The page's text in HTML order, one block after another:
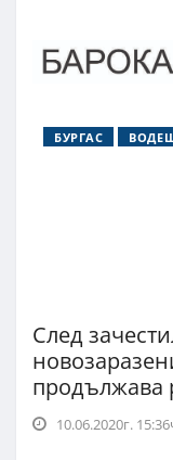
БУРГАС
След
продължава
10.06.2020г.